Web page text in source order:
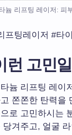
늄 리프팅 레이저: 피
프팅레이저 #타
런 고민
늄 리프팅 레이
쫀쫀한 탄력을
로 고민하시는
당겨주고, 얼굴